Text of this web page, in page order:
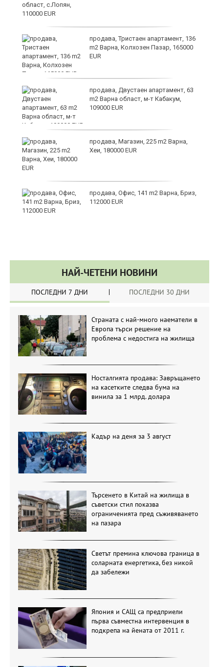
продава, Тристаен апартамент, 136
m2 Варна, Колхозен Пазар, 165000
EUR
продава, Двустаен апартамент, 63
m2 Варна област, м-т Кабакум,
109000 EUR
продава, Магазин, 225 m2 Варна,
Хеи, 180000 EUR
продава, Офис, 141 m2 Варна, Бриз,
112000 EUR
НАЙ-ЧЕТЕНИ НОВИНИ
ПОСЛЕДНИ 7 ДНИ ПОСЛЕДНИ 30 ДНИ
Страната с най-много наематели в
Европа търси решение на
проблема с недостига на жилища
Носталгията продава: Завръщането
на касетките следва бума на
винила за 1 млрд. долара
Кадър на деня за 3 август
Търсенето в Китай на жилища в
съветски стил показва
ограниченията пред съживяването
на пазара
Светът премина ключова граница в
соларната енергетика, без никой
да забележи
Япония и САЩ са предприели
първа съвместна интервенция в
подкрепа на йената от 2011 г.